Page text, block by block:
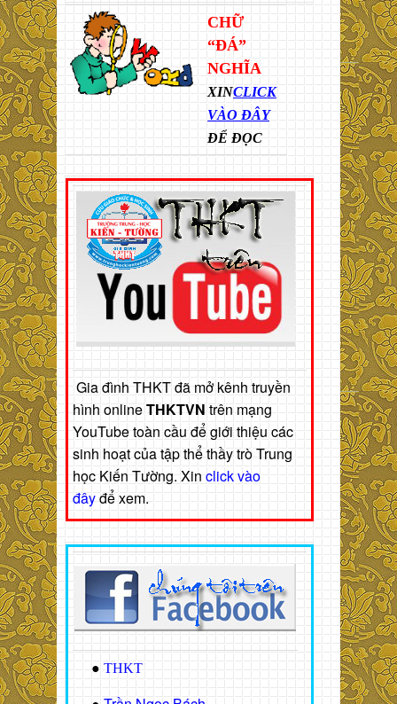
CHỮ
“ĐÁ”
NGHĨA
XINCLICK
VÀO ĐÂY
ĐỂ ĐỌC
Gia đình THKT đã mở kênh truyền
hình onlineTHKTVN trên mạng
YouTube toàn cầu để giới thiệu các
sinh hoạt của tập thể thầy trò Trung
học Kiến Tường. Xin click vào
đâyđể xem.
● THKT